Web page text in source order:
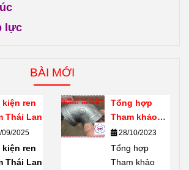
lực
BÀI MỚI
kiện ren
Thái Lan
2025
kiện ren
Thái Lan
Tổng hợp
Tham khảo
giới thiệu về
phụ kiện ren
mạ kẽm
28/10/2023
Tổng hợp
Tham khảo